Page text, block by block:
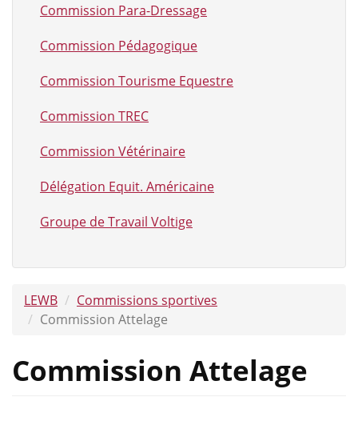
Commission Para-Dressage
Commission Pédagogique
Commission Tourisme Equestre
Commission TREC
Commission Vétérinaire
Délégation Equit. Américaine
Groupe de Travail Voltige
LEWB
Commissions sportives
Commission Attelage
Commission Attelage